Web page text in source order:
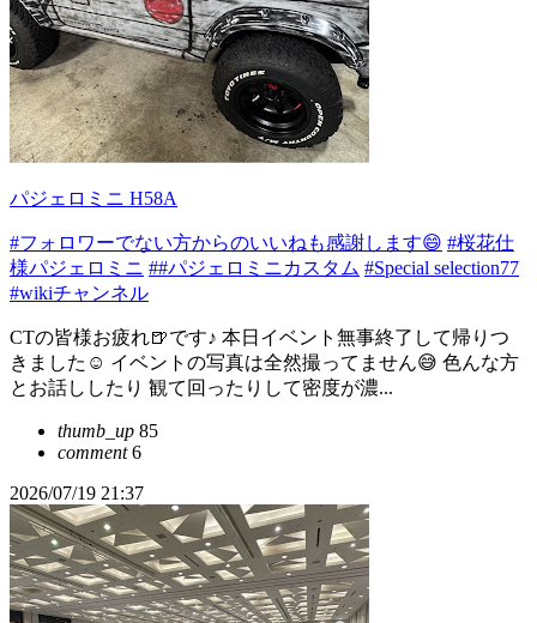
パジェロミニ H58A
#フォロワーでない方からのいいねも感謝します😄 #桜花仕
様パジェロミニ ##パジェロミニカスタム #Special selection77
#wikiチャンネル
CTの皆様お疲れ🍺です♪ 本日イベント無事終了して帰りつ
きました☺️ イベントの写真は全然撮ってません😅 色んな方
とお話ししたり 観て回ったりして密度が濃...
thumb_up 85
comment6
2026/07/19 21:37